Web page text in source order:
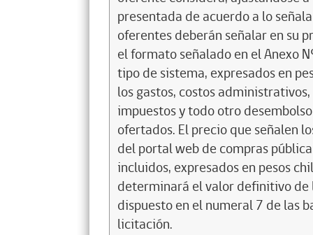
presentada de acuerdo a lo
oferentes deberán señalar en su
el formato señalado en el Anexo
tipo de sistema, expresados en
los gastos, costos
impuestos y todo otro
ofertados. El precio que señalen
del portal web de compras
incluidos, expresados en pesos
determinará el valor definitivo
dispuesto en el numeral 7 de las
licitación.